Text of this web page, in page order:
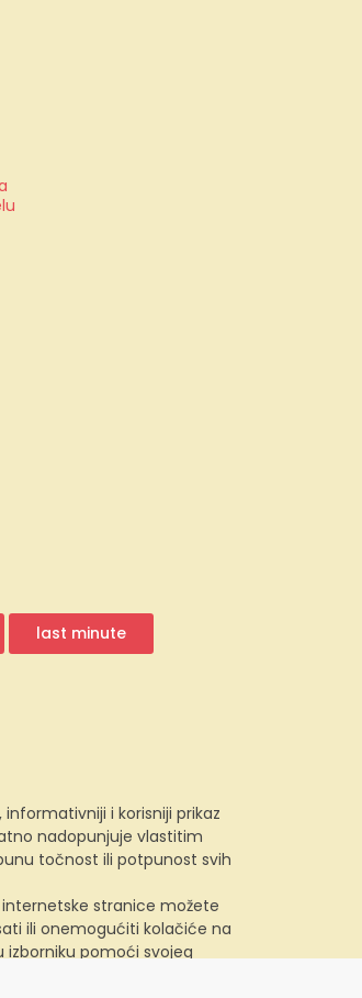
last minute
i korisniji prikaz
nadopunjuje vlastitim
točnost ili potpunost svih
stranice možete
ili onemogućiti kolačiće na
pomoći svojeg